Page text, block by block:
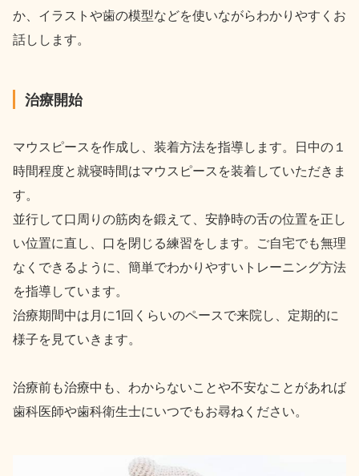
か、イラストや歯の模型などを使いながらわかりやすくお
話しします。
治療開始
マウスピースを作成し、装着方法を指導します。日中の１
時間程度と就寝時間はマウスピースを装着していただきま
す。
並行して口周りの筋肉を鍛えて、安静時の舌の位置を正し
い位置に直し、口を閉じる練習をします。ご自宅でも無理
なくできるように、簡単でわかりやすいトレーニング方法
を指導しています。
治療期間中は月に1回くらいのペースで来院し、定期的に
様子を見ていきます。
治療前も治療中も、わからないことや不安なことがあれば
歯科医師や歯科衛生士にいつでもお尋ねください。